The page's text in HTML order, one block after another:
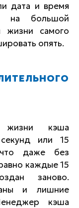
дата и время
на большой
жизни самого
опять.
жизни кэша
или 15
даже без
каждые 15
заново.
и лишние
кэша